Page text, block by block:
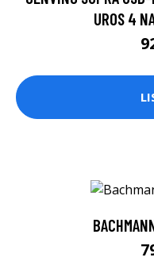
UROS 4